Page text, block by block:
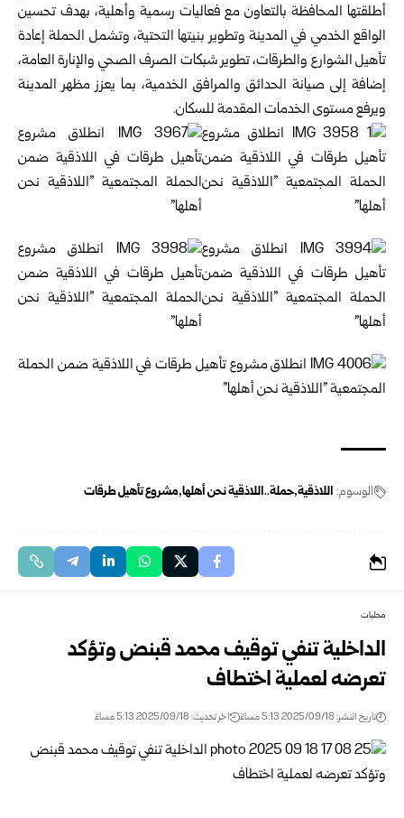
أطلقتها المحافظة بالتعاون مع فعاليات رسمية وأهلية، بهدف تحسين
الواقع الخدمي في المدينة وتطوير بنيتها التحتية، وتشمل الحملة إعادة
تأهيل الشوارع والطرقات، تطوير شبكات الصرف الصحي والإنارة العامة،
إضافة إلى صيانة الحدائق والمرافق الخدمية، بما يعزز مظهر المدينة
ويرفع مستوى الخدمات المقدمة للسكان.
الوسوم: اللاذقية حملة..اللاذقية نحن أهلها مشروع تأهيل طرقات
محليات
الداخلية تنفي توقيف محمد قبنض وتؤكد
تعرضه لعملية اختطاف
تاريخ النشر: 2025/09/18 5:13 مساءً اخر تحديث: 2025/09/18 5:13 مساءً